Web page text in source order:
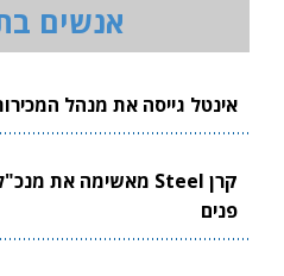
אנשים
אינטל גייסה את מנהל
פנים